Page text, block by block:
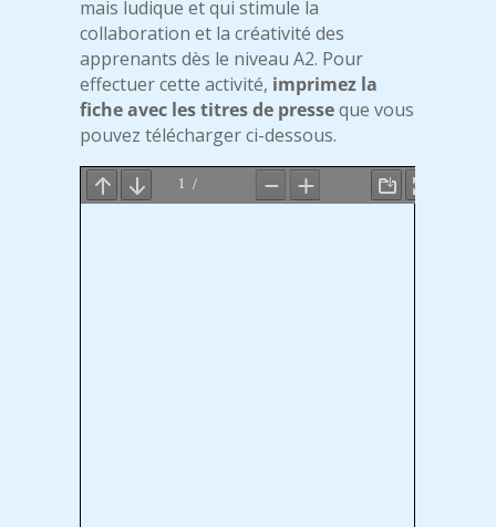
mais ludique et qui stimule la
collaboration et la créativité des
apprenants dès le niveau A2. Pour
effectuer cette activité, imprimez la
fiche avec les titres de presseque vous
pouvez télécharger ci-dessous.